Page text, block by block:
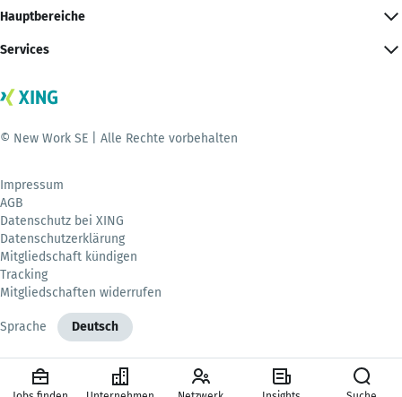
Hauptbereiche
Services
© New Work SE | Alle Rechte vorbehalten
Impressum
AGB
Datenschutz bei XING
Datenschutzerklärung
Mitgliedschaft kündigen
Tracking
Mitgliedschaften widerrufen
Sprache Deutsch